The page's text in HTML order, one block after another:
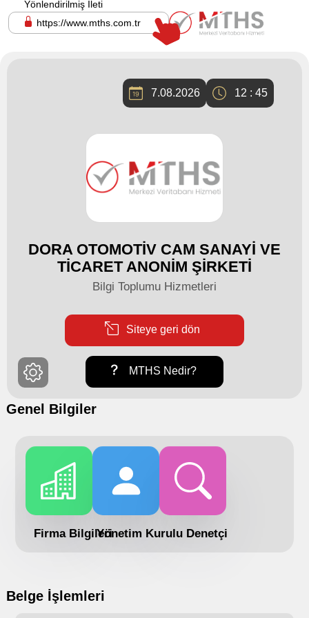
https://www.mths.com.tr
Yönlendirilmiş İleti
7.08.2026 12 : 45
DORA OTOMOTİV CAM SANAYİ VE
TİCARET ANONİM ŞİRKETİ
Bilgi Toplumu Hizmetleri
Siteye geri dön
MTHS Nedir?
Genel Bilgiler
Firma BilgileriYönetim Kurulu Denetçi
Belge İşlemleri